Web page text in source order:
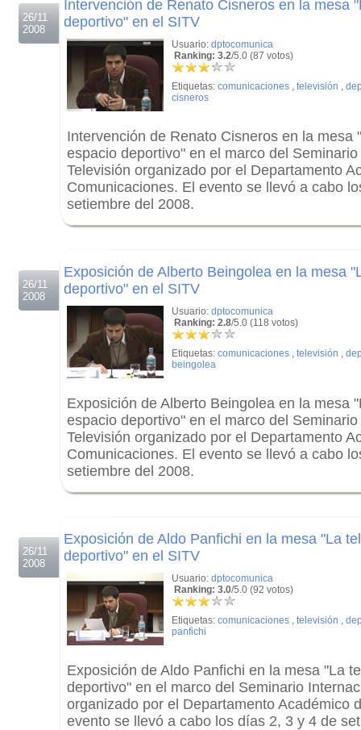
26/11
2008
Intervención de Renato Cisneros en la mesa
deportivo" en el SITV
Usuario: dptocomunica
Ranking: 3.2/5.0 (87 votos)
Etiquetas: comunicaciones , televisión ,
cisneros
Intervención de Renato Cisneros en la mesa
espacio deportivo" en el marco del
Televisión organizado por el Departamento
Comunicaciones. El evento se llevó a cabo
setiembre del 2008.
26/11
2008
Exposición de Alberto Beingolea en la mesa
deportivo" en el SITV
Usuario: dptocomunica
Ranking: 2.8/5.0 (118 votos)
Etiquetas: comunicaciones , televisión ,
beingolea
Exposición de Alberto Beingolea en la mesa
espacio deportivo" en el marco del
Televisión organizado por el Departamento
Comunicaciones. El evento se llevó a cabo
setiembre del 2008.
26/11
2008
Exposición de Aldo Panfichi en la mesa "La
deportivo" en el SITV
Usuario: dptocomunica
Ranking: 3.0/5.0 (92 votos)
Etiquetas: comunicaciones , televisión ,
panfichi
Exposición de Aldo Panfichi en la mesa "La
deportivo" en el marco del Seminario
organizado por el Departamento Académico
evento se llevó a cabo los días 2, 3 y 4 de